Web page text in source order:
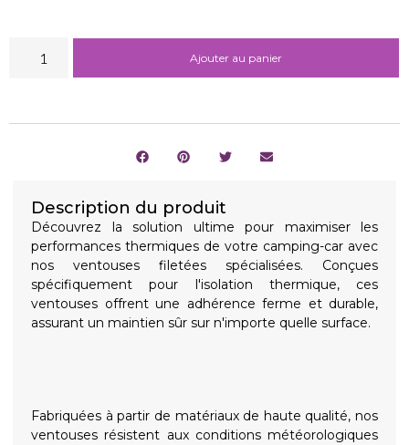
Ajouter au panier
Description du produit
Découvrez la solution ultime pour maximiser les
performances thermiques de votre camping-car avec
nos ventouses filetées spécialisées. Conçues
spécifiquement pour l'isolation thermique, ces
ventouses offrent une adhérence ferme et durable,
assurant un maintien sûr sur n'importe quelle surface.
Fabriquées à partir de matériaux de haute qualité, nos
ventouses résistent aux conditions météorologiques